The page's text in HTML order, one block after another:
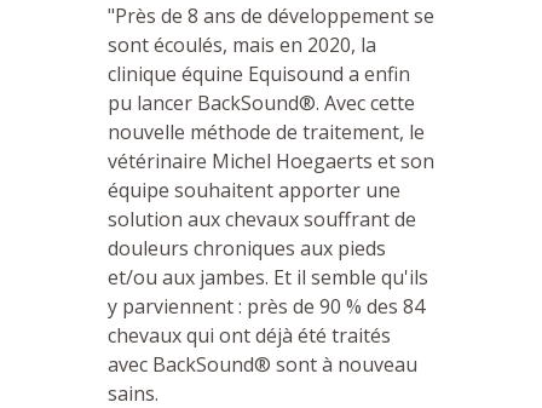
"Près de 8 ans de développement se
sont écoulés, mais en 2020, la
clinique équine Equisound a enfin
pu lancer BackSound®. Avec cette
nouvelle méthode de traitement, le
vétérinaire Michel Hoegaerts et son
équipe souhaitent apporter une
solution aux chevaux souffrant de
douleurs chroniques aux pieds
et/ou aux jambes. Et il semble qu'ils
y parviennent : près de 90 % des 84
chevaux qui ont déjà été traités
avec BackSound® sont à nouveau
sains.